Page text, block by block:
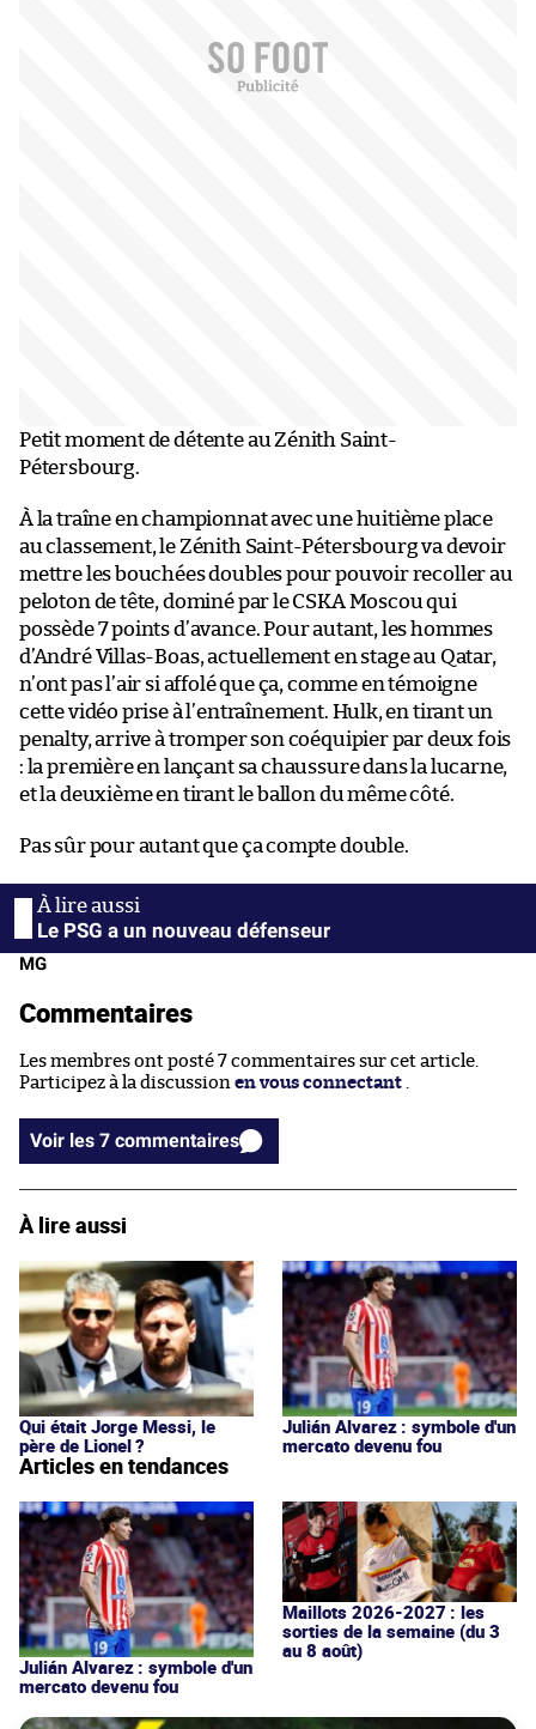
Petit moment de détente au Zénith Saint-
Pétersbourg.
À la traîne en championnat avec une huitième place
au classement, le Zénith Saint-Pétersbourg va devoir
mettre les bouchées doubles pour pouvoir recoller au
peloton de tête, dominé par le CSKA Moscou qui
possède 7 points d’avance. Pour autant, les hommes
d’André Villas-Boas, actuellement en stage au Qatar,
n’ont pas l’air si affolé que ça, comme en témoigne
cette vidéo prise à l’entraînement. Hulk, en tirant un
penalty, arrive à tromper son coéquipier par deux fois
: la première en lançant sa chaussure dans la lucarne,
et la deuxième en tirant le ballon du même côté.
Pas sûr pour autant que ça compte double.
Le PSG a un nouveau défenseur
MG
Commentaires
Les membres ont posté 7 commentaires sur cet article.
Participez à la discussion en vous connectant .
Voir les 7 commentaires
À lire aussi
Qui était Jorge Messi, le
père de Lionel ?
Julián Alvarez : symbole d'un
mercato devenu fou
Articles en tendances
Julián Alvarez : symbole d'un
mercato devenu fou
Maillots 2026-2027 : les
sorties de la semaine (du 3
au 8 août)